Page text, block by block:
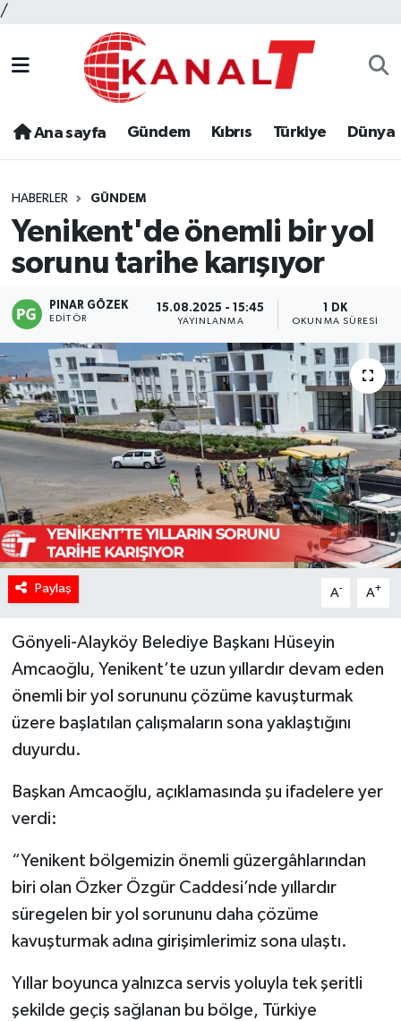
/
Ana sayfa Gündem Kıbrıs Türkiye Dünya
HABERLER GÜNDEM
Yenikent'de önemli bir yol
sorunu tarihe karışıyor
PINAR GÖZEK
EDITÖR
15.08.2025 - 15:45
YAYINLANMA
1 DK
OKUNMA SÜRESI
Paylaş A- A+
Gönyeli-Alayköy Belediye Başkanı Hüseyin
Amcaoğlu, Yenikent’te uzun yıllardır devam eden
önemli bir yol sorununu çözüme kavuşturmak
üzere başlatılan çalışmaların sona yaklaştığını
duyurdu.
Başkan Amcaoğlu, açıklamasında şu ifadelere yer
verdi:
“Yenikent bölgemizin önemli güzergâhlarından
biri olan Özker Özgür Caddesi’nde yıllardır
süregelen bir yol sorununu daha çözüme
kavuşturmak adına girişimlerimiz sona ulaştı.
Yıllar boyunca yalnızca servis yoluyla tek şeritli
şekilde geçiş sağlanan bu bölge, Türkiye